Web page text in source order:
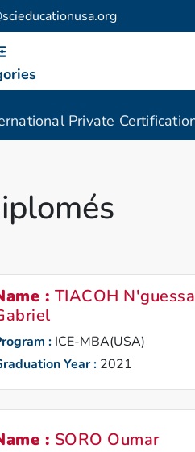
Private
: TIACOH
: ICE-MBA(USA)
Year : 2021
: SORO Oumar